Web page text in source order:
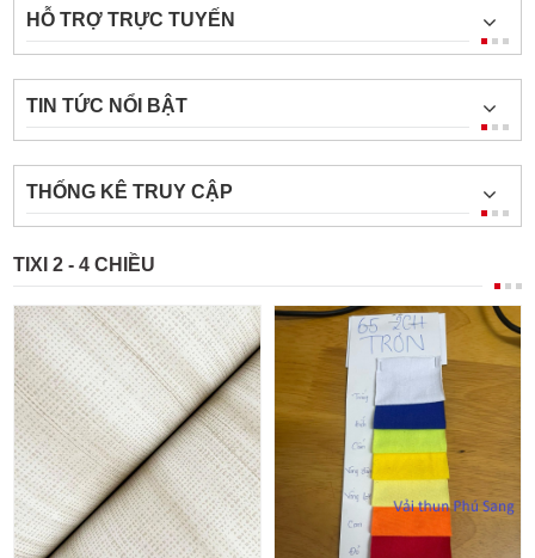
HỖ TRỢ TRỰC TUYẾN
TIN TỨC NỔI BẬT
THỐNG KÊ TRUY CẬP
TIXI 2 - 4 CHIỀU